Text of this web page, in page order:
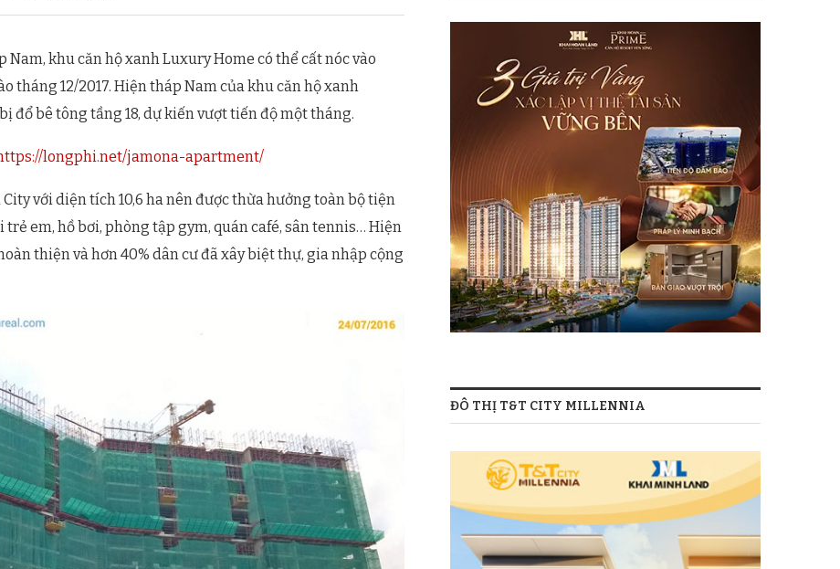
khu căn hộ xanh Luxury Home có thể cất nóc vào
tháng 12/2017. Hiện tháp Nam của khu căn hộ xanh
đổ bê tông tầng 18, dự kiến vượt tiến độ một tháng.
longphi.net/jamona-apartment/
với diện tích 10,6 ha nên được thừa hưởng toàn bộ tiện
em, hồ bơi, phòng tập gym, quán café, sân tennis… Hiện
thiện và hơn 40% dân cư đã xây biệt thự, gia nhập cộng
ĐÔ THỊ T&T CITY MILLENNIA